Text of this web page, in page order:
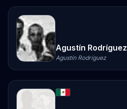
Agustín Rodríguez
Agustín Rodríguez